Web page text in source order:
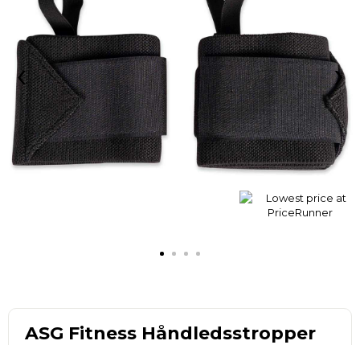
‹ ›
ASG Fitness Håndledsstropper